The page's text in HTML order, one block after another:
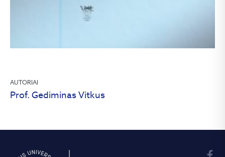
AUTORIAI
Prof. Gediminas Vitkus